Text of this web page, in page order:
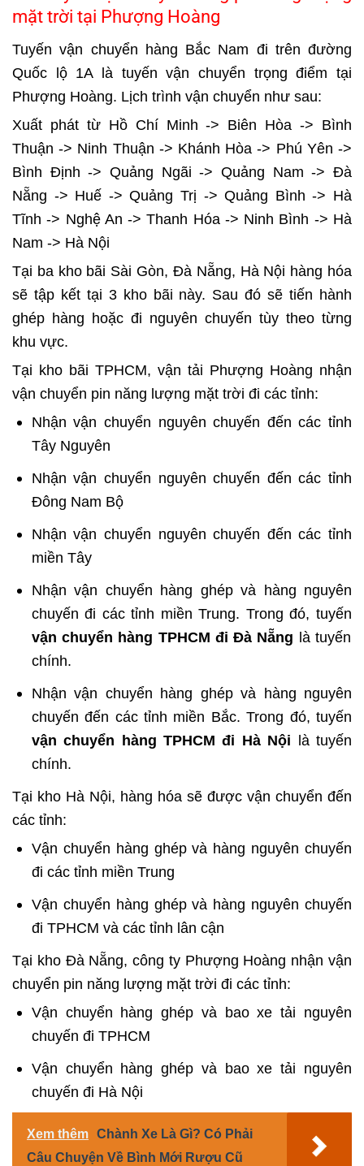
mặt trời tại Phượng Hoàng
Tuyếnvận chuyển hàng Bắc Nam đi trên đường
Quốc lộ 1A là tuyến vận chuyển trọng điểm tại
Phượng Hoàng. Lịch trình vận chuyển như sau:
Xuất phát từ Hồ Chí Minh -> Biên Hòa -> Bình
Thuận -> Ninh Thuận -> Khánh Hòa -> Phú Yên ->
Bình Định -> Quảng Ngãi -> Quảng Nam -> Đà
Nẵng -> Huế -> Quảng Trị -> Quảng Bình -> Hà
Tĩnh -> Nghệ An -> Thanh Hóa -> Ninh Bình -> Hà
Nam -> Hà Nội
Tại ba kho bãi Sài Gòn, Đà Nẵng, Hà Nội hàng hóa
sẽ tập kết tại 3 kho bãi này. Sau đó sẽ tiến hành
ghép hàng hoặc đi nguyên chuyến tùy theo từng
khu vực.
Tại kho bãi TPHCM, vận tải Phượng Hoàng nhận
vận chuyển pin năng lượng mặt trời đi các tỉnh:
Nhận vận chuyển nguyên chuyến đến các tỉnh
Tây Nguyên
Nhận vận chuyển nguyên chuyến đến các tỉnh
Đông Nam Bộ
Nhận vận chuyển nguyên chuyến đến các tỉnh
miền Tây
Nhận vận chuyển hàng ghép và hàng nguyên
chuyến đi các tỉnh miền Trung. Trong đó, tuyến
vận chuyển hàng TPHCM đi Đà Nẵng là tuyến
chính.
Nhận vận chuyển hàng ghép và hàng nguyên
chuyến đến các tỉnh miền Bắc. Trong đó, tuyến
vận chuyển hàng TPHCM đi Hà Nội là tuyến
chính.
Tại kho Hà Nội, hàng hóa sẽ được vận chuyển đến
các tỉnh:
Vận chuyển hàng ghép và hàng nguyên chuyến
đi các tỉnh miền Trung
Vận chuyển hàng ghép và hàng nguyên chuyến
đi TPHCM và các tỉnh lân cận
Tại kho Đà Nẵng, công ty Phượng Hoàng nhận vận
chuyển pin năng lượng mặt trời đi các tỉnh:
Vận chuyển hàng ghép và bao xe tải nguyên
chuyến đi TPHCM
Vận chuyển hàng ghép và bao xe tải nguyên
chuyến đi Hà Nội
Xem thêm Chành Xe Là Gì? Có Phải
Câu Chuyện Về Bình Mới Rượu Cũ